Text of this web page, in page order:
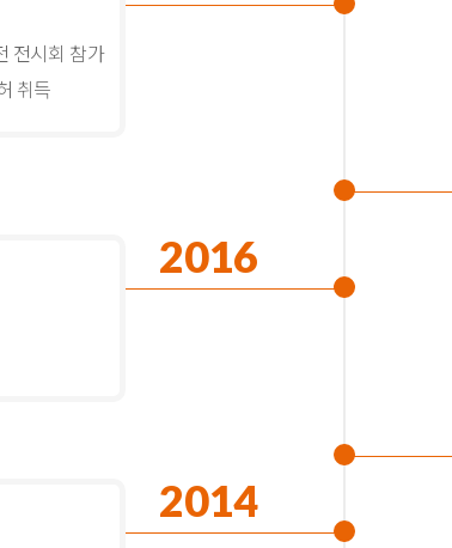
전시회 참가
취득
2016
2014